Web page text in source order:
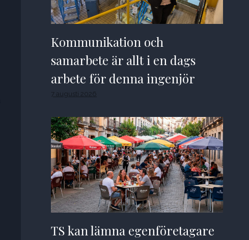
Kommunikation och
samarbete är allt i en dags
arbete för denna ingenjör
7 augusti 2026
TS kan lämna egenföretagare